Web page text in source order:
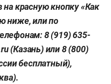
красную кнопку «Как
ниже, или по
8 (919) 635-
(Казань) или 8 (800)
бесплатный),